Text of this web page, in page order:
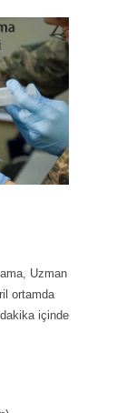
Uzman
ortamda
içinde